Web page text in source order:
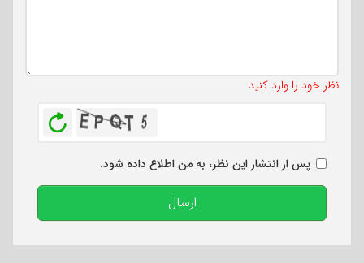
نظر خود را وارد کنید
پس از انتشار این نظر، به من اطلاع داده شود.
ارسال